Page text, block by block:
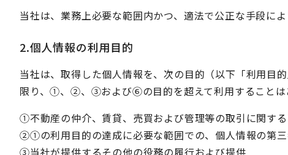
当社は、業務上必要な範囲内かつ、適法で公正な手段によ
2.個人情報の利用目的
当社は、取得した個人情報を、次の目的（以下「利用目
限り、①、②、③および⑥の目的を超えて利用することは
①不動産の仲介、賃貸、売買および管理等の取引に関す
②①の利用目的の達成に必要な範囲での、個人情報の第
③当社が提供するその他の役務の履行および提供